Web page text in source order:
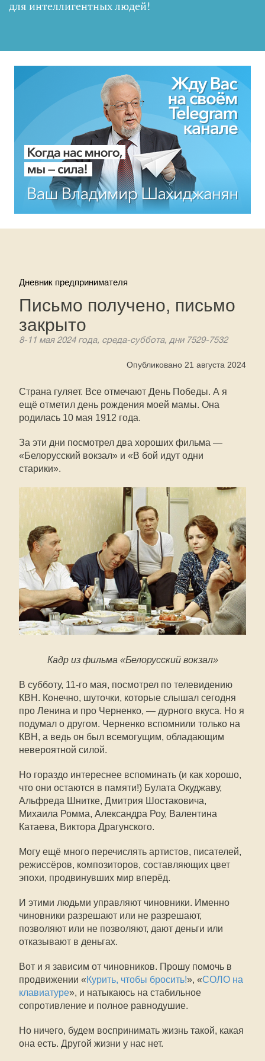
для интеллигентных людей!
Дневник предпринимателя
Письмо получено, письмо
закрыто
8-11 мая 2024 года, среда-суббота, дни 7529-7532
Опубликовано 21 августа 2024
Страна гуляет. Все отмечают День Победы. А я
ещё отметил день рождения моей мамы. Она
родилась 10 мая 1912 года.
За эти дни посмотрел два хороших фильма —
«Белорусский вокзал» и «В бой идут одни
старики».
Кадр из фильма «Белорусский вокзал»
В субботу, 11-го мая, посмотрел по телевидению
КВН. Конечно, шуточки, которые слышал сегодня
про Ленина и про Черненко, — дурного вкуса. Но я
подумал о другом. Черненко вспомнили только на
КВН, а ведь он был всемогущим, обладающим
невероятной силой.
Но гораздо интереснее вспоминать (и как хорошо,
что они остаются в памяти!) Булата Окуджаву,
Альфреда Шнитке, Дмитрия Шостаковича,
Михаила Ромма, Александра Роу, Валентина
Катаева, Виктора Драгунского.
Могу ещё много перечислять артистов, писателей,
режиссёров, композиторов, составляющих цвет
эпохи, продвинувших мир вперёд.
И этими людьми управляют чиновники. Именно
чиновники разрешают или не разрешают,
позволяют или не позволяют, дают деньги или
отказывают в деньгах.
Вот и я зависим от чиновников. Прошу помочь в
продвижении «Курить, чтобы бросить!», «СОЛО на
клавиатуре», и натыкаюсь на стабильное
сопротивление и полное равнодушие.
Но ничего, будем воспринимать жизнь такой, какая
она есть. Другой жизни у нас нет.